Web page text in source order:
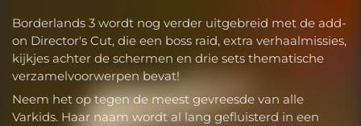
Borderlands 3 wordt nog verder uitgebreid met de add-
on Director's Cut, die een boss raid, extra verhaalmissies,
kijkjes achter de schermen en drie sets thematische
verzamelvoorwerpen bevat!
Neem het op tegen de meest gevreesde van alle
Varkids. Haar naam wordt al lang gefluisterd in een